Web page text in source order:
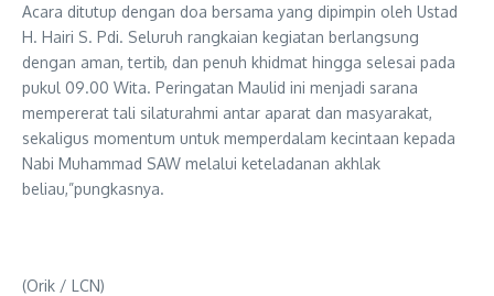
Acara ditutup dengan doa bersama yang dipimpin oleh Ustad
H. Hairi S. Pdi. Seluruh rangkaian kegiatan berlangsung
dengan aman, tertib, dan penuh khidmat hingga selesai pada
pukul 09.00 Wita. Peringatan Maulid ini menjadi sarana
mempererat tali silaturahmi antar aparat dan masyarakat,
sekaligus momentum untuk memperdalam kecintaan kepada
Nabi Muhammad SAW melalui keteladanan akhlak
beliau,”pungkasnya.
(Orik / LCN)